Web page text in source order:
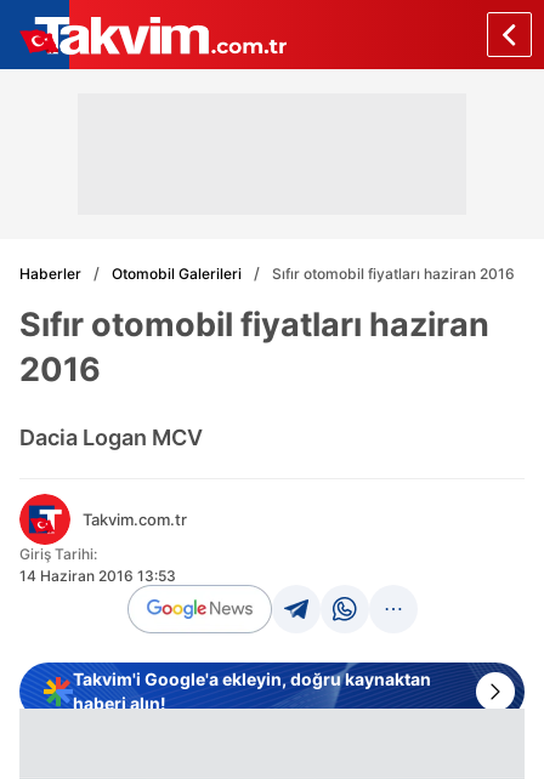
Haberler Otomobil Galerileri Sıfır otomobil fiyatları haziran 2016
Sıfır otomobil fiyatları haziran
2016
Dacia Logan MCV
Takvim.com.tr
Giriş Tarihi:
14 Haziran 2016 13:53
Takvim'i Google'a ekleyin, doğru kaynaktan
haberi alın!